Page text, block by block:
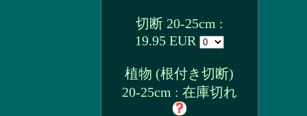
切断 20-25cm :
19.95 EUR
植物 (根付き切断)
20-25cm : 在庫切れ